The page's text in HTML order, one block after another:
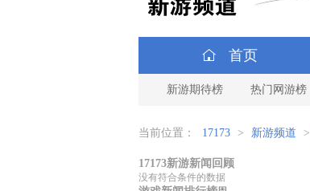
首页
新游期待榜 热门网游榜
当前位置： 17173 > 新游频道 >
17173新游新闻回顾
没有符合条件的数据